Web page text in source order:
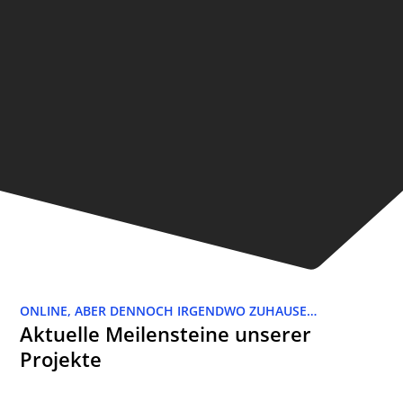
ONLINE, ABER DENNOCH IRGENDWO ZUHAUSE…
Aktuelle Meilensteine unserer
Projekte